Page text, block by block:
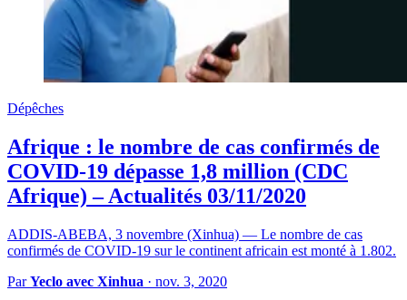
Dépêches
Afrique : le nombre de cas confirmés de
COVID-19 dépasse 1,8 million (CDC
Afrique) – Actualités 03/11/2020
ADDIS-ABEBA, 3 novembre (Xinhua) — Le nombre de cas
confirmés de COVID-19 sur le continent africain est monté à 1.802.
ParYeclo avec Xinhua · nov. 3, 2020